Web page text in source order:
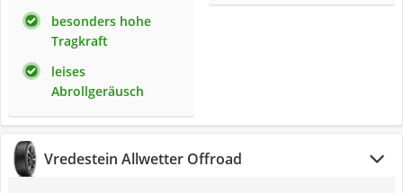
besonders hohe
Tragkraft
leises
Abrollgeräusch
Vredestein Allwetter Offroad